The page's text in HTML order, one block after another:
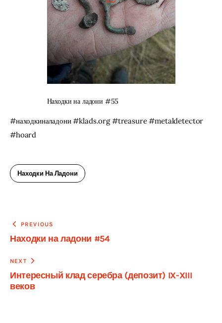
Находки на ладони #55
#находкиналадони #klads.org #treasure #metaldetector
#hoard
Находки На Ладони
Навигация
по
записям
PREVIOUS
Находки на ладони #54
NEXT
Интересный клад серебра (депозит) IX-XIII
веков